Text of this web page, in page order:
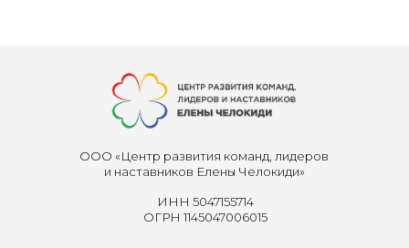
ИНН 5047155714
ОГРН 1145047006015
ООО «Центр развития команд, лидеров
и наставников Елены Челокиди»